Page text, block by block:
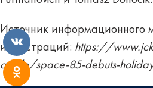
Источник информационного
иллюстраций: https://
article/space-85-debuts-